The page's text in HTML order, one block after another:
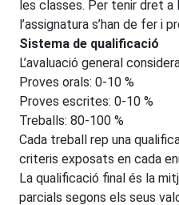
les classes. Per tenir dret a
l’assignatura s’han de fer i
Sistema de qualificació
L’avaluació general
Proves orals: 0-10 %
Proves escrites: 0-10 %
Treballs: 80-100 %
Cada treball rep una
criteris exposats en cada
La qualificació final és la
parcials segons els seus